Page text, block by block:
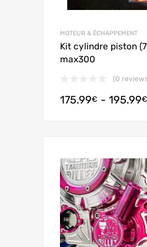
MOTEUR & ÉCHAPPEMENT
Kit cylindre piston
max300
(0
175.99€ - 195.99€